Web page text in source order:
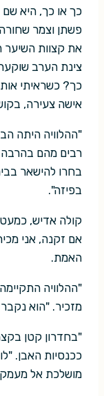
כך או כך, היא שם
פשתן וצמר
את קצוות השיער
צינת הערב
כך? כשראיתי
אישה צעירה,
"ההלוויה היתה
רבים מהם בהרבה
בחרו להישאר
בפיזה".
קולה אדיש, כמעט
אם זקנה, אני
האמת.
"ההלוויה
מזכיר. "הוא
"בחדרון קטן
ככנסיות האבן.
מושלכת אל